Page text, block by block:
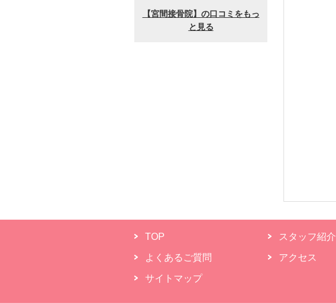
TOP スタッフ紹介
よくあるご質問 アクセス
サイトマップ